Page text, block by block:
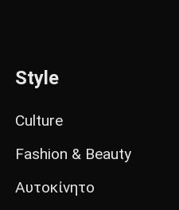
Style
Culture
Fashion & Beauty
Αυτοκίνητο